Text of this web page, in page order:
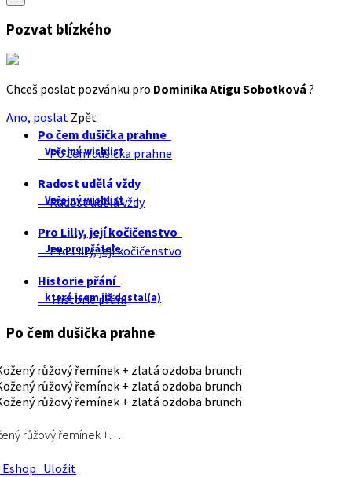
Pozvat blízkého
Chceš poslat pozvánku pro Dominika Atigu Sobotková ?
Ano, poslat Zpět
Po čem dušička prahne
Veřejný wishlist
Po čem dušička prahne
Radost udělá vždy
Veřejný wishlist
Radost udělá vždy
Pro Lilly, její kočičenstvo
Jen pro přátele
Pro Lilly, její kočičenstvo
Historie přání
které jsem již dostal(a)
Historie přání
Po čem dušička prahne
růžový řemínek +…
Uložit